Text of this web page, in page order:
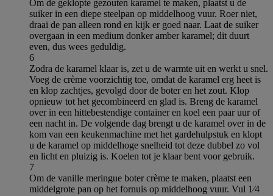
Om de geklopte gezouten karamel te maken, plaatst u de
suiker in een diepe steelpan op middelhoog vuur. Roer niet,
draai de pan alleen rond en kijk er goed naar. Laat de suiker
overgaan in een medium donker amber karamel; dit duurt
even, dus wees geduldig.
6
Zodra de karamel klaar is, zet u de warmte uit en werkt u snel.
Voeg de crème voorzichtig toe, omdat de karamel erg heet is
en klop zachtjes, gevolgd door de boter en het zout. Klop
opnieuw tot het gecombineerd en glad is. Breng de karamel
over in een hittebestendige container en koel een paar uur of
een nacht in. De volgende dag brengt u de karamel over in de
kom van een keukenmachine met het gardehulpstuk en klopt
u de karamel op middelhoge snelheid tot deze dubbel zo vol
en licht en pluizig is. Koelen tot je klaar bent voor gebruik.
7
Om de vanille meringue boter crème te maken, plaatst een
middelgrote pan op het fornuis op middelhoog vuur. Vul 1⁄4